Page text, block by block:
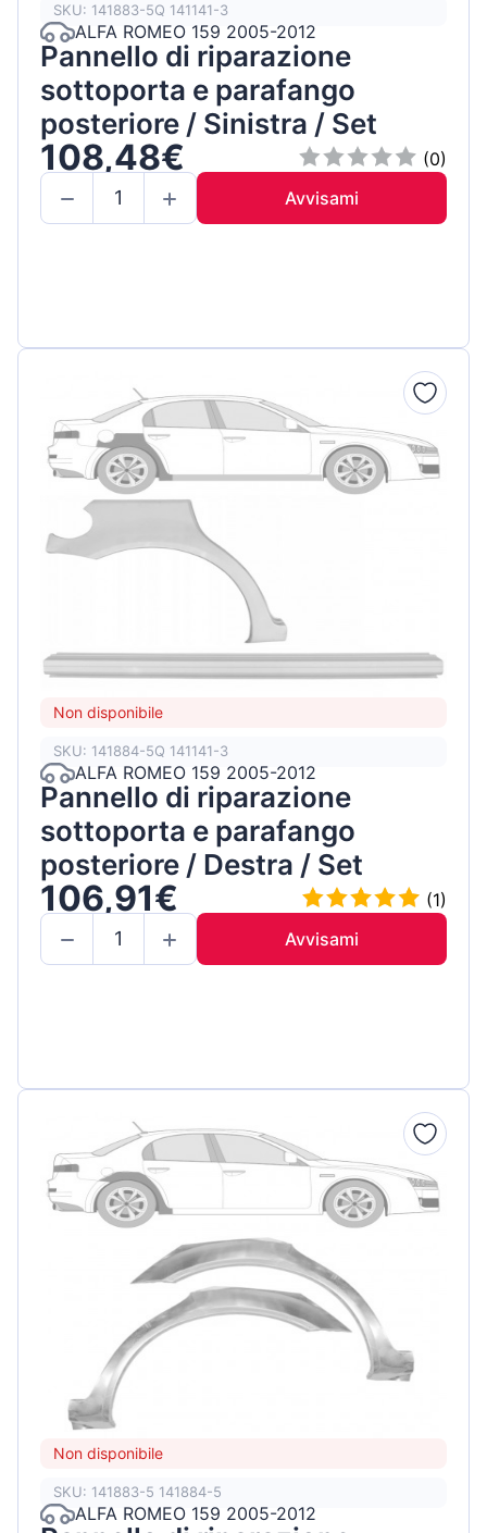
SKU: 141883-5Q 141141-3
ALFA ROMEO 159 2005-2012
Pannello di riparazione
sottoporta e parafango
posteriore / Sinistra / Set
108,48€
(0)
Avvisami
Non disponibile
SKU: 141884-5Q 141141-3
ALFA ROMEO 159 2005-2012
Pannello di riparazione
sottoporta e parafango
posteriore / Destra / Set
106,91€
(1)
Avvisami
Non disponibile
SKU: 141883-5 141884-5
ALFA ROMEO 159 2005-2012